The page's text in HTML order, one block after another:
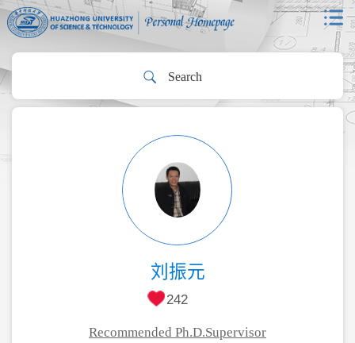
刘振元
242
Recommended Ph.D.Supervisor